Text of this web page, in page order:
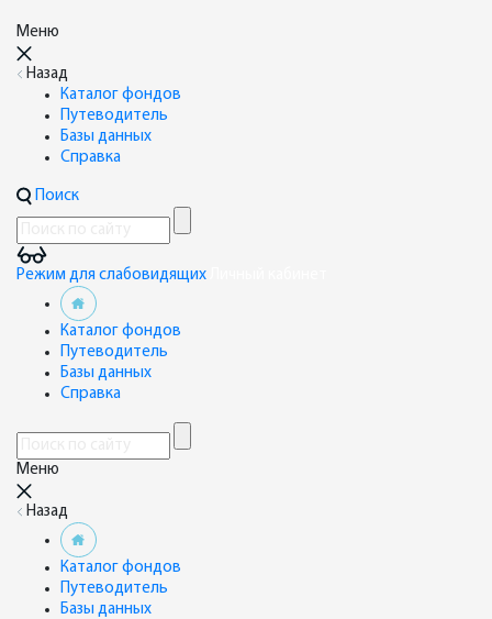
Меню
Назад
Каталог фондов
Путеводитель
Базы данных
Справка
Поиск
Режим для слабовидящих
Каталог фондов
Путеводитель
Базы данных
Справка
Меню
Назад
Каталог фондов
Путеводитель
Базы данных